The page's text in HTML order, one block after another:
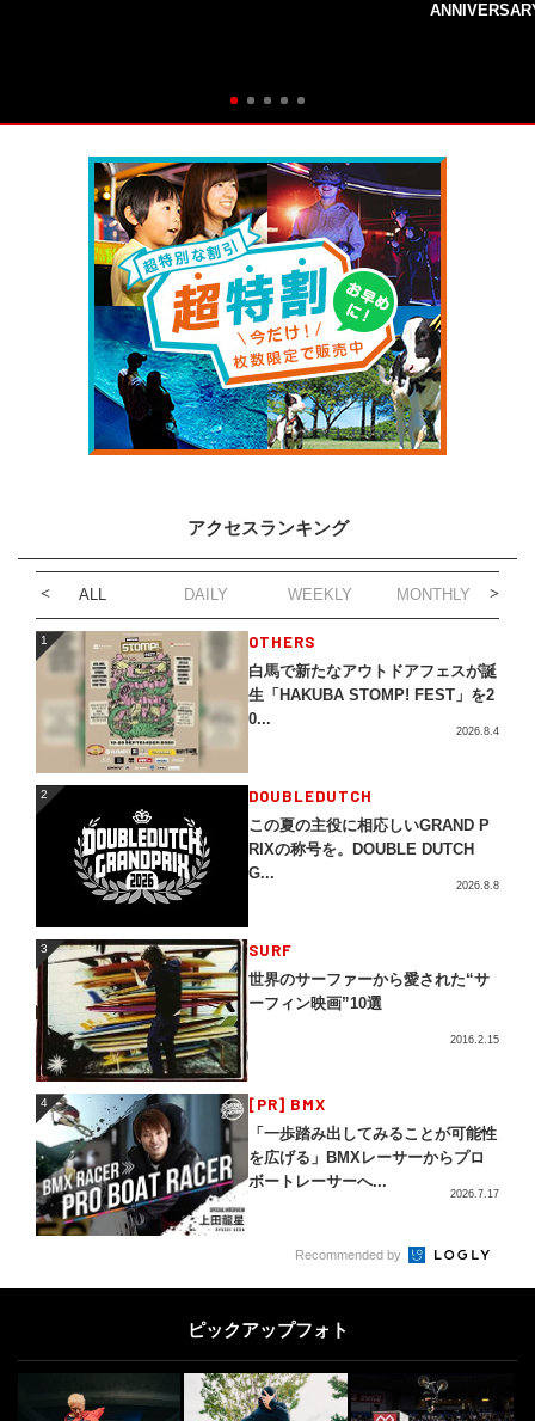
アクセスランキング
ALL DAILY WEEKLY MONTHLY
1 OTHERS
白馬で新たなアウトドアフェスが誕
生「HAKUBA STOMP! FEST」を2
0...
2026.8.4
2 DOUBLEDUTCH
この夏の主役に相応しいGRAND P
RIXの称号を。DOUBLE DUTCH
G...
2026.8.8
3 SURF
世界のサーファーから愛された“サ
ーフィン映画”10選
2016.2.15
4 [PR] BMX
「一歩踏み出してみることが可能性
を広げる」BMXレーサーからプロ
ボートレーサーへ...
2026.7.17
日本最大級のアクションスポーツマ
ガジン | FINEPLAY [ファインプレ
SURF 6
Recommended by
ピックアップフォト